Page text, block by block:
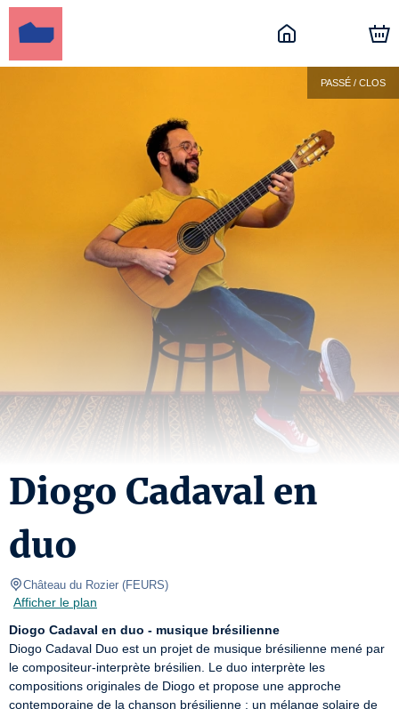
PASSÉ / CLOS
Diogo Cadaval en
duo
Château du Rozier (FEURS)
Afficher le plan
Diogo Cadaval en duo - musique brésilienne
Diogo Cadaval Duo est un projet de musique brésilienne mené par
le compositeur-interprète brésilien. Le duo interprète les
compositions originales de Diogo et propose une approche
contemporaine de la chanson brésilienne : un mélange solaire de